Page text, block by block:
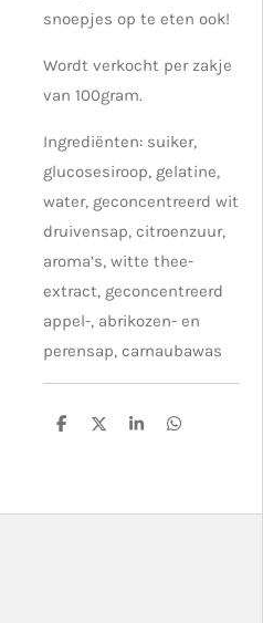
snoepjes op te eten ook!
Wordt verkocht per zakje
van 100gram.
Ingrediënten: suiker,
glucosesiroop, gelatine,
water, geconcentreerd wit
druivensap, citroenzuur,
aroma’s, witte thee-
extract, geconcentreerd
appel-, abrikozen- en
perensap, carnaubawas
D
D
S
D